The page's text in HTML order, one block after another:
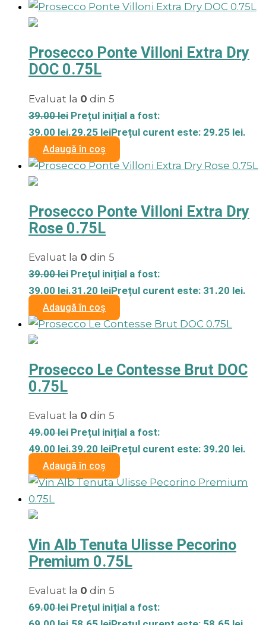
Prosecco Ponte Villoni Extra Dry
DOC 0.75L
Evaluat la 0 din 5
39.00lei Prețul inițial a fost:
39.00 lei.29.25 leiPrețul curent este: 29.25 lei.
Adaugă în coș
Prosecco Ponte Villoni Extra Dry
Rose 0.75L
Evaluat la 0 din 5
39.00lei Prețul inițial a fost:
39.00 lei.31.20 leiPrețul curent este: 31.20 lei.
Adaugă în coș
Prosecco Le Contesse Brut DOC
0.75L
Evaluat la 0 din 5
49.00lei Prețul inițial a fost:
49.00 lei.39.20 leiPrețul curent este: 39.20 lei.
Adaugă în coș
Vin Alb Tenuta Ulisse Pecorino
Premium 0.75L
Evaluat la 0 din 5
69.00lei Prețul inițial a fost: